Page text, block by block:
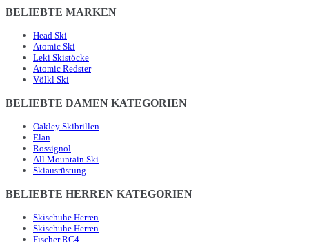
BELIEBTE MARKEN
Head Ski
Atomic Ski
Leki Skistöcke
Atomic Redster
Völkl Ski
BELIEBTE DAMEN KATEGORIEN
Oakley Skibrillen
Elan
Rossignol
All Mountain Ski
Skiausrüstung
BELIEBTE HERREN KATEGORIEN
Skischuhe Herren
Skischuhe Herren
Fischer RC4